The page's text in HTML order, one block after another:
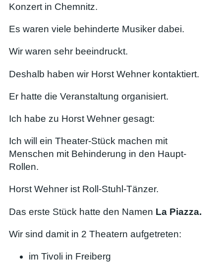
Konzert in Chemnitz.
Es waren viele behinderte Musiker dabei.
Wir waren sehr beeindruckt.
Deshalb haben wir Horst Wehner kontaktiert.
Er hatte die Veranstaltung organisiert.
Ich habe zu Horst Wehner gesagt:
Ich will ein Theater-Stück machen mit
Menschen mit Behinderung in den Haupt-
Rollen.
Horst Wehner ist Roll-Stuhl-Tänzer.
Das erste Stück hatte den Namen La Piazza.
Wir sind damit in 2 Theatern aufgetreten:
im Tivoli in Freiberg